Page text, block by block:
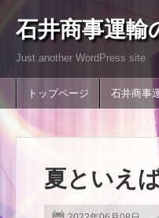
石井商事運輸
Just another WordPress site
トップページ 石井商事
夏といえ